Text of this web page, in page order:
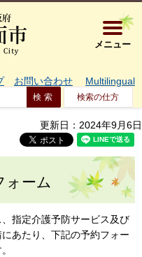
大阪府箕
メニュー
お問い合わせ Multilingual
検索の仕方
更新日：2024年9月6日
ォーム
指定介護予防サービス及び
あたり、下記の予約フォー